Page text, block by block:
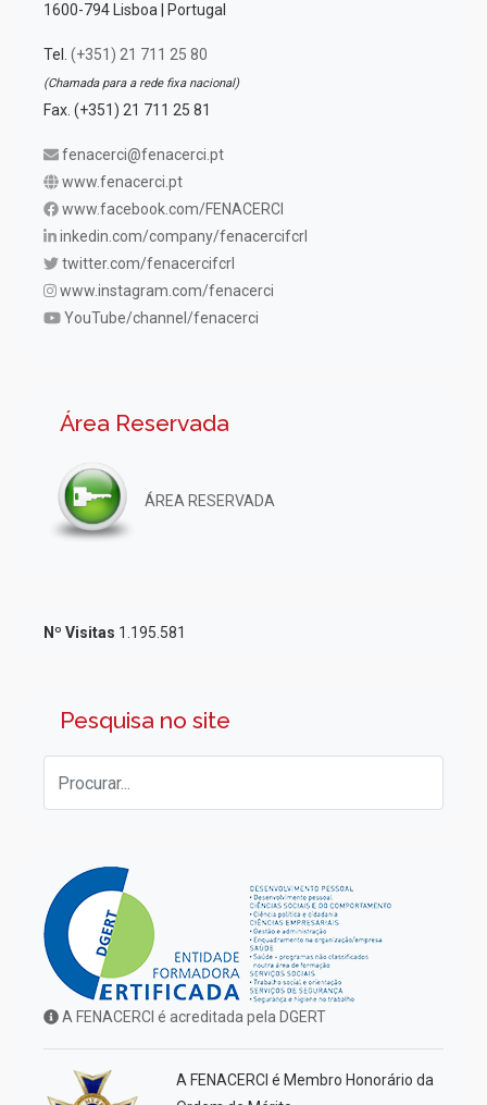
1600-794 Lisboa | Portugal
Tel. (+351) 21 711 25 80
(Chamada para a rede fixa nacional)
Fax. (+351) 21 711 25 81
fenacerci@fenacerci.pt
www.fenacerci.pt
www.facebook.com/FENACERCI
inkedin.com/company/fenacercifcrl
twitter.com/fenacercifcrl
www.instagram.com/fenacerci
YouTube/channel/fenacerci
Área Reservada
ÁREA RESERVADA
Nº Visitas 1.195.581
Pesquisa no site
A FENACERCI é acreditada pela DGERT
A FENACERCI é Membro Honorário da